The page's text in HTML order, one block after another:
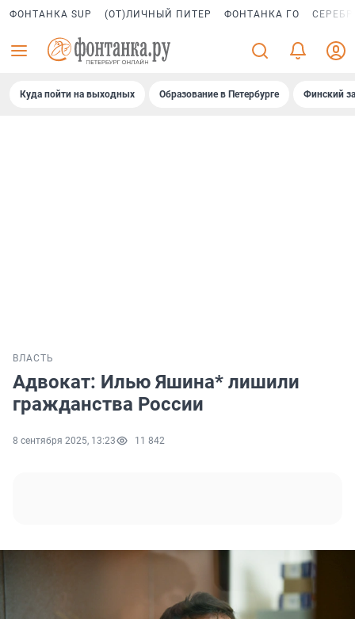
ФОНТАНКА SUP (ОТ)ЛИЧНЫЙ ПИТЕР ФОНТАНКА ГО
Куда пойти на выходных Образование в Петербурге Финский
ВЛАСТЬ
Адвокат: Илью Яшина* лишили
гражданства России
8 сентября 2025, 13:23 11 842